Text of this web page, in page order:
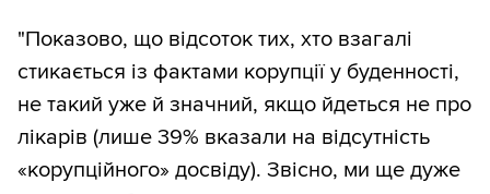
"Показово, що відсоток тих, хто взагалі
стикається із фактами корупції у буденності,
не такий уже й значний, якщо йдеться не про
лікарів (лише 39% вказали на відсутність
«корупційного» досвіду). Звісно, ми ще дуже